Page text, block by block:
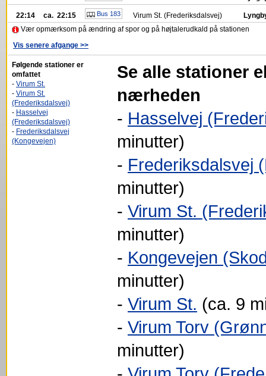
22:14 ca. 22:15 Bus 183 Virum St. (Frederiksdalsvej)
Vær opmærksom på ændring af spor og på højtalerudkald på stationen
Vis senere afgange >>
Følgende stationer er
omfattet
- Virum St.
- Virum St.
(Frederiksdalsvej)
- Hasselvej
(Frederiksdalsvej)
- Frederiksdalsvej
(Kongevejen)
Se alle stationer
nærheden
- Hasselvej
minutter)
- Frederiksdalsvej
minutter)
- Virum St.
minutter)
- Kongevejen
minutter)
- Virum St. (ca. 9
- Virum Torv
minutter)